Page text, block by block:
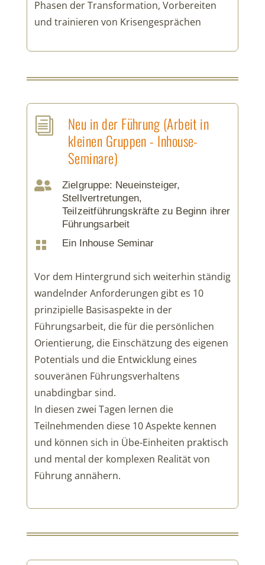
Phasen der Transformation, Vorbereiten
und trainieren von Krisengesprächen
i
Neu in der Führung (Arbeit in
kleinen Gruppen - Inhouse-
Seminare)

Zielgruppe: Neueinsteiger,
Stellvertretungen,
Teilzeitführungskräfte zu Beginn ihrer
Führungsarbeit
 Ein Inhouse Seminar
Vor dem Hintergrund sich weiterhin ständig
wandelnder Anforderungen gibt es 10
prinzipielle Basisaspekte in der
Führungsarbeit, die für die persönlichen
Orientierung, die Einschätzung des eigenen
Potentials und die Entwicklung eines
souveränen Führungsverhaltens
unabdingbar sind.
In diesen zwei Tagen lernen die
Teilnehmenden diese 10 Aspekte kennen
und können sich in Übe-Einheiten praktisch
und mental der komplexen Realität von
Führung annähern.